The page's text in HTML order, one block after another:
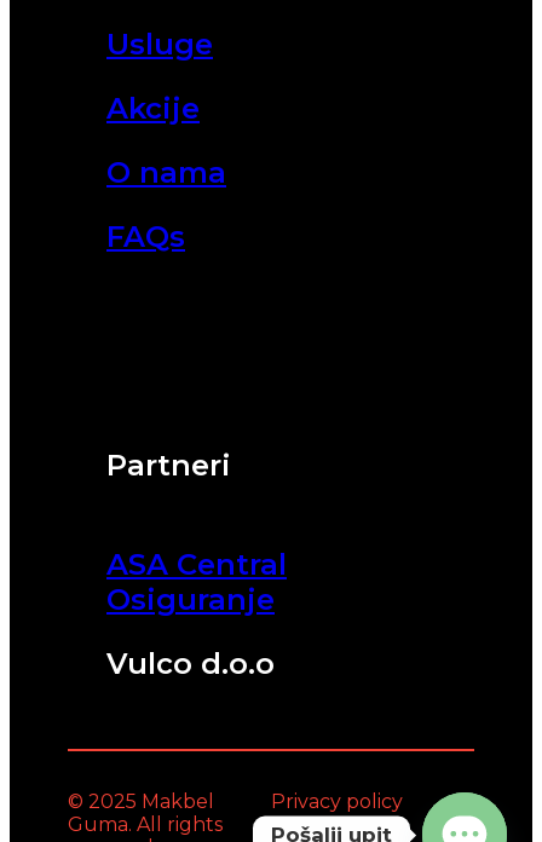
Partneri
ASA Central
Osiguranje
Vulco d.o.o
Usluge
Akcije
O nama
FAQs
© 2025 Makbel
Guma. All rights
Privacy policy
Pošalji upit